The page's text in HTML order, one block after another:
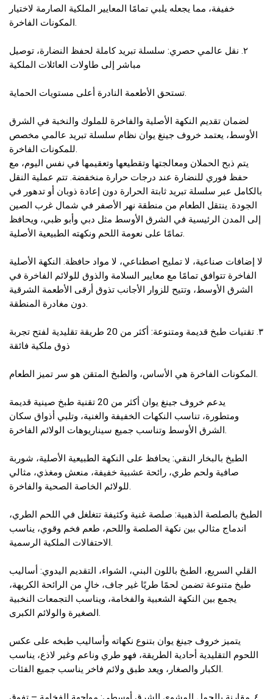
خفيفة، مما يجعله يلبي تمامًا المعايير الملكية الصارمة لاختيار
المكونات الفاخرة.
٢. نقل عالمي حصري: سلسلة تبريد كاملة لحفظ النضارة، توصيل
مباشر إلى طاولات العائلات الملكية
تستحق الأطعمة النادرة أعلى مستويات الحماية.
لضمان تقديم النكهة الأصلية والفاخرة للملوك والنخبة في الشرق
الأوسط، يعتمد خروف جينغ يوان نظام سلسلة تبريد عالمي مخصص
للمكونات الفاخرة.
يتم ذبح الحملان ومعالجتها وتقطيعها وتعقيمها في نفس اليوم، مع
حفظ فوري للنضارة عند درجات حرارة منخفضة. تتم عملية النقل
بالكامل عبر سلسلة تبريد ثابتة الحرارة دون إعادة ذوبان أو تدهور في
الجودة. ينتقل الطعام من منطقة نهر الأصفر في شمال غرب الصين
إلى المدن الرئيسية في الشرق الأوسط مثل دبي وأبو ظبي، ويحافظ
تمامًا على نعومة اللحم ونكهته الطبيعية الأصلية.
لا إضافات صناعية، لا تمليح اصطناعي، لا مواد حافظة. النكهة الأصلية
الفاخرة تتوافق تمامًا مع معايير السلامة والذوق للولائم الفاخرة في
الشرق الأوسط، وتتيح للزوار الأجانب تذوق أرقى الأطعمة الشرقية
دون مغادرة المنطقة.
٣. تقنيات طبخ قديمة ومتنوعة: أكثر من 20 طريقة تقليدية لفتح تجربة
ذوق ملكية فائقة
المكونات الفاخرة هي الأساس، والطبخ المتقن هو سر تميز الطعام.
يدعم خروف جينغ يوان أكثر من 20 تقنية طبخ صينية قديمة
ومتطورة، تناسب النكهات الخفيفة والغنية، وتلبي أذواق سكان
الشرق الأوسط وتناسب جميع سيناريوهات الولائم الفاخرة.
الطبخ بالبخار النقي: يحافظ على النكهة الطبيعية الأصلية، شوربة
صافية ولحم طري، رائحة عشبية خفيفة، منعش ومغذي، مثالي
للولائم الخاصة الصحية والفاخرة.
الطبخ بالصلصة الذهبية: صلصة غنية وكثيفة تتغلغل في اللحم الطري،
اندماج مثالي بين نكهة الصلصة واللحم، طعم فخم وقوي، يناسب
الاحتفالات الملكية الرسمية.
القلي السريع، الطبخ باللون البني، الشواء، التقديم اليدوي: أساليب
طبخ متنوعة تضمن لحمًا طريًا غير جاف، خالٍ من الرائحة الكريهة،
يجمع بين النكهة الشعبية والفخامة، ويناسب التجمعات النخبية
الصغيرة والولائم الكبرى.
يتميز خروف جينغ يوان بتنوع نكهاته وأساليب طبخه على عكس
اللحوم التقليدية أحادية الطريقة، فهو طري وناعم وغير لاذع، يناسب
الكبار والصغار، ويعد طبق ولائم فاخر يناسب جميع الفئات.